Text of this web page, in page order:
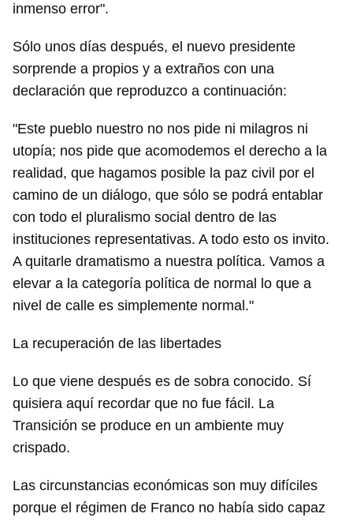
inmenso error".
Sólo unos días después, el nuevo presidente
sorprende a propios y a extraños con una
declaración que reproduzco a continuación:
"Este pueblo nuestro no nos pide ni milagros ni
utopía; nos pide que acomodemos el derecho a la
realidad, que hagamos posible la paz civil por el
camino de un diálogo, que sólo se podrá entablar
con todo el pluralismo social dentro de las
instituciones representativas. A todo esto os invito.
A quitarle dramatismo a nuestra política. Vamos a
elevar a la categoría política de normal lo que a
nivel de calle es simplemente normal."
La recuperación de las libertades
Lo que viene después es de sobra conocido. Sí
quisiera aquí recordar que no fue fácil. La
Transición se produce en un ambiente muy
crispado.
Las circunstancias económicas son muy difíciles
porque el régimen de Franco no había sido capaz